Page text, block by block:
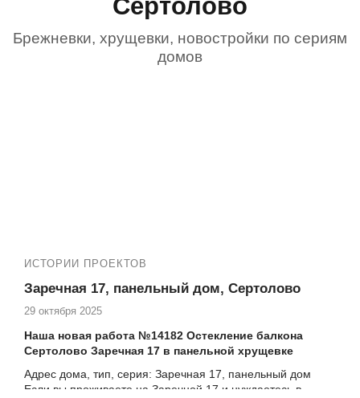
Сертолово
Брежневки, хрущевки, новостройки по сериям
домов
ИСТОРИИ ПРОЕКТОВ
Заречная 17, панельный дом, Сертолово
29 октября 2025
Наша новая работа №14182 Остекление балкона
Сертолово Заречная 17 в панельной хрущевке
Адрес дома, тип, серия: Заречная 17
панельный дом
Если вы проживаете на Заречной 17 и нуждаетесь в